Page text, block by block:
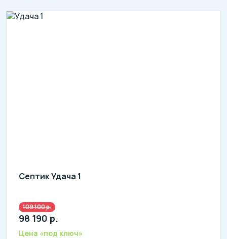
Септик Удача 1
Количество человек: 1-2
литров в сутки: 400
л: 130
109 100 р.
98 190 р.
Цена «под ключ»